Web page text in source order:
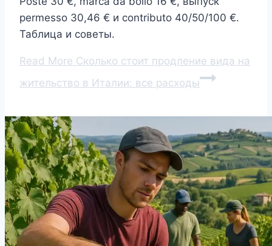
permesso 30,46 € и contributo 40/50/100 €.
Таблица и советы.
Read More Сколько стоит продление вида на
жительство в Италии: все расходы